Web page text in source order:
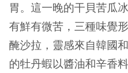
胃。這一晚的干貝苦瓜
有鮮有微苦，三種味覺
醃沙拉，靈感來自韓國
的牡丹蝦以醬油和辛香